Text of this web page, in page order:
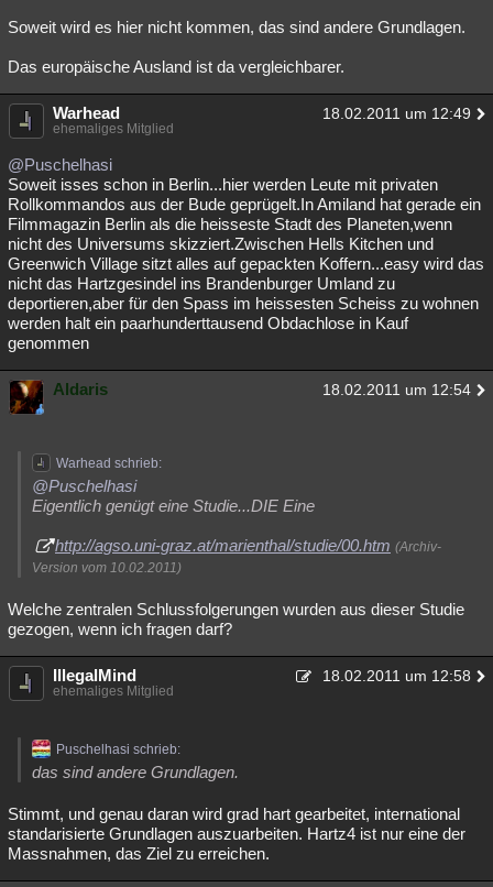
Soweit wird es hier nicht kommen, das sind andere Grundlagen.
Das europäische Ausland ist da vergleichbarer.
Warhead 18.02.2011 um 12:49
ehemaliges Mitglied
@Puschelhasi
Soweit isses schon in Berlin...hier werden Leute mit privaten
Rollkommandos aus der Bude geprügelt.In Amiland hat gerade ein
Filmmagazin Berlin als die heisseste Stadt des Planeten,wenn
nicht des Universums skizziert.Zwischen Hells Kitchen und
Greenwich Village sitzt alles auf gepackten Koffern...easy wird das
nicht das Hartzgesindel ins Brandenburger Umland zu
deportieren,aber für den Spass im heissesten Scheiss zu wohnen
werden halt ein paarhunderttausend Obdachlose in Kauf
genommen
Aldaris 18.02.2011 um 12:54
Warhead schrieb:
@Puschelhasi
Eigentlich genügt eine Studie...DIE Eine
http://agso.uni-graz.at/marienthal/studie/00.htm (Archiv-
Version vom 10.02.2011)
Welche zentralen Schlussfolgerungen wurden aus dieser Studie
gezogen, wenn ich fragen darf?
IllegalMind 18.02.2011 um 12:58
ehemaliges Mitglied
Puschelhasi schrieb:
das sind andere Grundlagen.
Stimmt, und genau daran wird grad hart gearbeitet, international
standarisierte Grundlagen auszuarbeiten. Hartz4 ist nur eine der
Massnahmen, das Ziel zu erreichen.